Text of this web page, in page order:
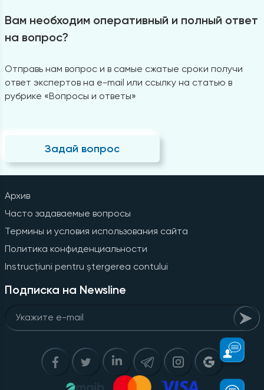
Вам необходим оперативный и полный ответ
на вопрос?
Отправь нам вопрос и в самые сжатые сроки получи
ответ экспертов на e-mail или ссылку на статью в
рубрике «Вопросы и ответы»
Задай вопрос
Архив
Часто задаваемые вопросы
Термины и условия использования сайта
Политика конфиденциальности
Instrucțiuni pentru ștergerea contului
Подписка на Newsline